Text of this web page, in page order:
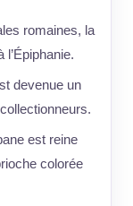
romaines, la
l’Épiphanie.
devenue un
est reine
colorée